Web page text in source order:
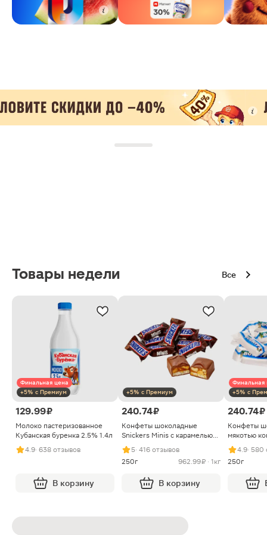
Товары недели Все
Финальная цена
+5% с Премиум
129.99 ₽
Молоко пастеризованное
Кубанская буренка 2.5% 1.4л
4.9· 638 отзывов
В корзину
+5% с Премиум
240.74 ₽
Конфеты шоколадные
Snickers Minis с карамелью
арахисом и нугой
5· 416 отзывов
250г
962.99 ₽ · 1кг
В корзину
Финальная
+5% с
240.74 ₽
Конфеты
мякотью
4.9· 580
250г